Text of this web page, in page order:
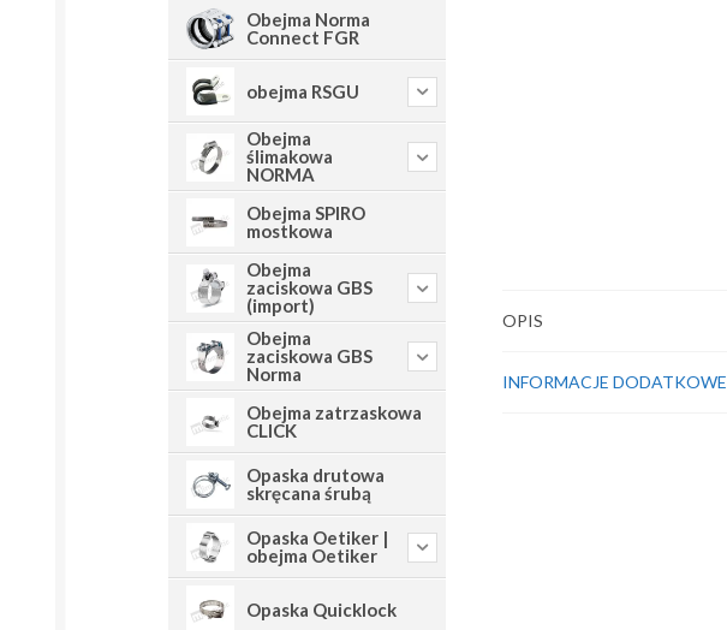
OPIS
INFORMACJE DODATKOWE
Obejma Norma
Connect FGR
obejma RSGU
Obejma
ślimakowa
NORMA
Obejma SPIRO
mostkowa
Obejma
zaciskowa GBS
(import)
Obejma
zaciskowa GBS
Norma
Obejma zatrzaskowa
CLICK
Opaska drutowa
skręcana śrubą
Opaska Oetiker |
obejma Oetiker
Opaska Quicklock